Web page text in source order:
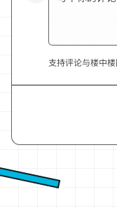
支持评论与楼中